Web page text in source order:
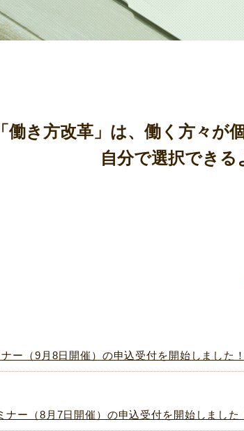
「働き方改革」は、働く方々
自分で選択でき
ー（9月8日開催）の申込受付を開始しました！
ナー（8月7日開催）の申込受付を開始しました